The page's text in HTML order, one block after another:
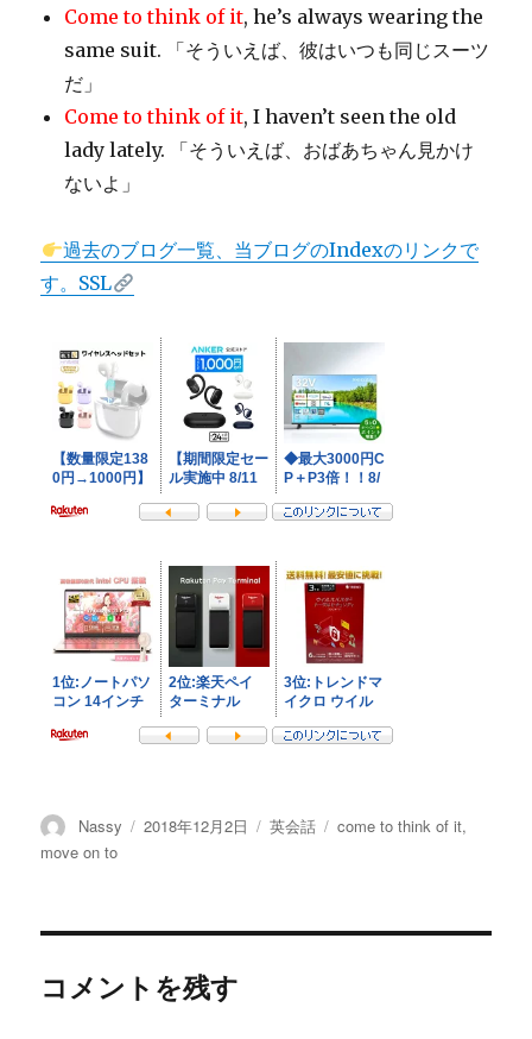
Come to think of it, he’s always wearing the
same suit. 「そういえば、彼はいつも同じスーツ
だ」
Come to think of it, I haven’t seen the old
lady lately. 「そういえば、おばあちゃん見かけ
ないよ」
過去のブログ一覧、当ブログのIndexのリンクで
す。SSL
投
稿
Nassy
投
2018年12月2日
カ
英会話
タ
come to think of it,
move on to
コメントを残す